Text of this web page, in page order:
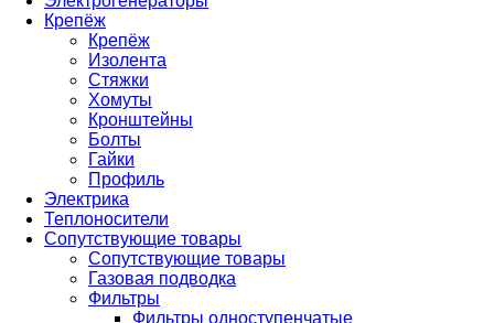
Крепёж
Крепёж
Изолента
Стяжки
Хомуты
Кронштейны
Болты
Гайки
Профиль
Электрика
Теплоносители
Сопутствующие товары
Сопутствующие товары
Газовая подводка
Фильтры
Фильтры одноступенчатые